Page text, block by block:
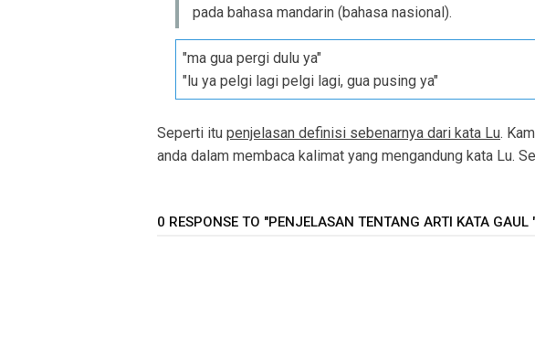
pada bahasa mandarin (bahasa nasional).
"ma gua pergi dulu ya"
"lu ya pelgi lagi pelgi lagi, gua pusing ya"
Seperti itu penjelasan definisi sebenarnya dari kata Lu.
anda dalam membaca kalimat yang mengandung kata Lu.
0 RESPONSE TO "PENJELASAN TENTANG ARTI KATA GAUL